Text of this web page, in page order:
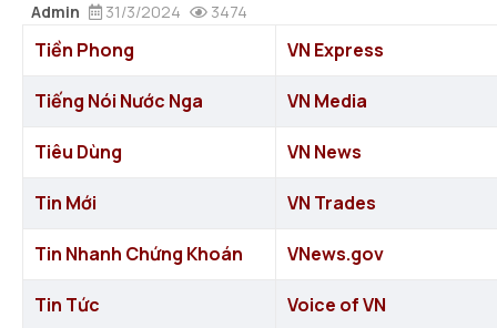
Admin 31/3/2024 3474
Tiền Phong VN Express
Tiếng Nói Nước Nga VN Media
Tiêu Dùng VN News
Tin Mới VN Trades
Tin Nhanh Chứng Khoán VNews.gov
Tin Tức Voice of VN